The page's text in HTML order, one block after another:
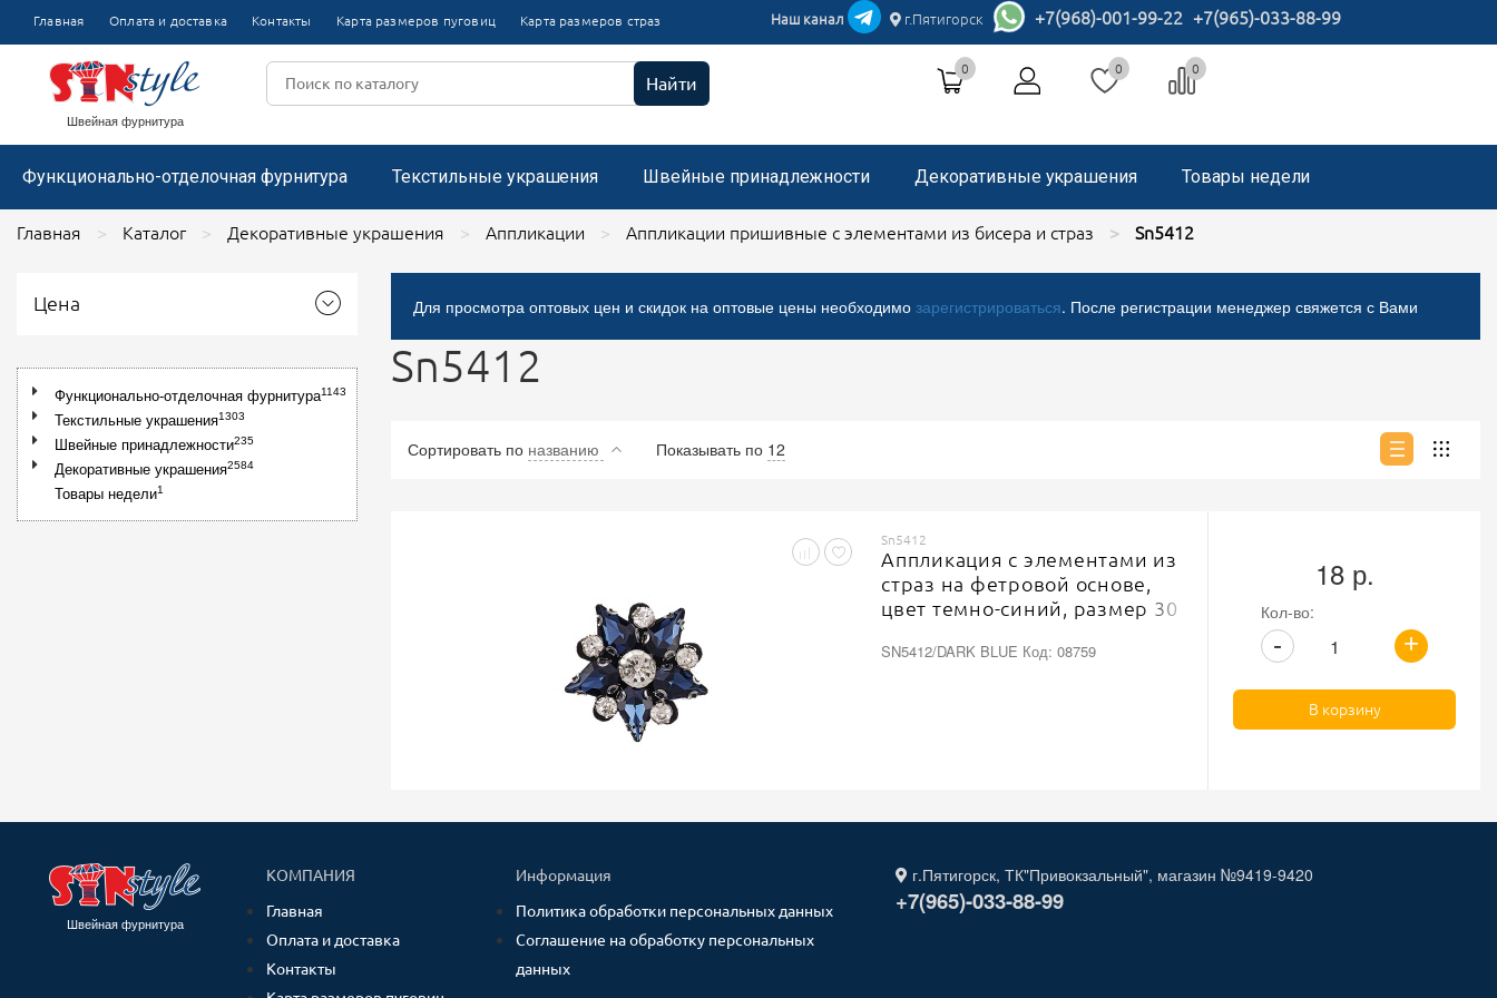
Главная Оплата и доставка Контакты Карта размеров пуговиц Карта размеров страз Наш канал г.Пятигорск +7(968)-001-99-22 +7(965)-033-88-99
Швейная фурнитура
Найти
0 0 0
Функционально-отделочная фурнитура
Пряжки
Пряжки пластиковые
Пряжки металлические со стразами
Текстильные украшения
Тесьма отделочная вязаная
Швейные принадлежности
Размерники
Декоративные украшения
Цветочки пластиковые
Цветочки из капроновой ленты
Цветочки декоративные
Кружево цветочное
Аппликации пришивные с микробисером
Броши со стразами, застежка "булавка"
Товары недели
Главная Каталог Декоративные украшения Аппликации Аппликации пришивные с элементами из бисера и страз Sn5412
Цена
Функционально-отделочная фурнитура1143
Текстильные украшения1303
Швейные принадлежности235
Декоративные украшения2584
Товары недели1
Для просмотра оптовых цен и скидок на оптовые цены необходимо зарегистрироваться. После регистрации менеджер свяжется с Вами
Sn5412
Сортировать по названию Показывать по 12
Sn5412
Аппликация с элементами из
страз на фетровой основе,
цвет темно-синий, размер 30
SN5412/DARK BLUE Код: 08759
18 р.
Кол-во:
+
-
В корзину
Швейная фурнитура
КОМПАНИЯ
Главная
Оплата и доставка
Контакты
Информация
Политика обработки персональных данных
Соглашение на обработку персональных
данных
г.Пятигорск, ТК"Привокзальный", магазин №9419-9420
+7(965)-033-88-99